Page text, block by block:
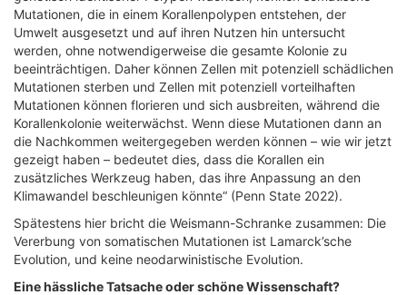
Mutationen, die in einem Korallenpolypen entstehen, der
Umwelt ausgesetzt und auf ihren Nutzen hin untersucht
werden, ohne notwendigerweise die gesamte Kolonie zu
beeinträchtigen. Daher können Zellen mit potenziell schädlichen
Mutationen sterben und Zellen mit potenziell vorteilhaften
Mutationen können florieren und sich ausbreiten, während die
Korallenkolonie weiterwächst. Wenn diese Mutationen dann an
die Nachkommen weitergegeben werden können – wie wir jetzt
gezeigt haben – bedeutet dies, dass die Korallen ein
zusätzliches Werkzeug haben, das ihre Anpassung an den
Klimawandel beschleunigen könnte“ (Penn State 2022).
Spätestens hier bricht die Weismann-Schranke zusammen: Die
Vererbung von somatischen Mutationen ist Lamarck’sche
Evolution, und keine neodarwinistische Evolution.
Eine hässliche Tatsache oder schöne Wissenschaft?